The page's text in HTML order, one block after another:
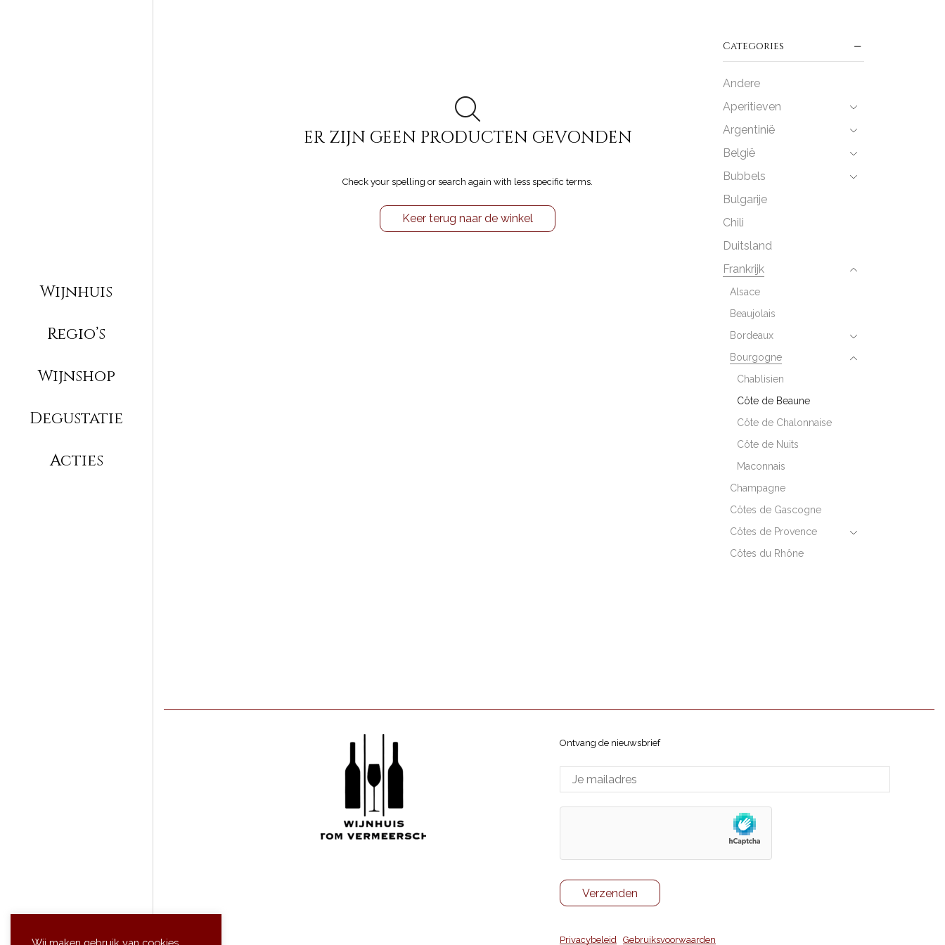
Wijnhuis
Regio’s
Wijnshop
Degustatie
Acties
ER ZIJN GEEN PRODUCTEN GEVONDEN
Check your spelling or search again with less specific terms.
Keer terug naar de winkel
Categories
Andere
Aperitieven
Argentinië
België
Bubbels
Bulgarije
Chili
Duitsland
Frankrijk
Alsace
Beaujolais
Bordeaux
Bourgogne
Chablisien
Côte de Beaune
Côte de Chalonnaise
Côte de Nuits
Maconnais
Champagne
Côtes de Gascogne
Côtes de Provence
Côtes du Rhône
Magnum
Portugal
Roemenië
Ontvang de nieuwsbrief
Privacybeleid Gebruiksvoorwaarden
Wij maken gebruik van cookies.